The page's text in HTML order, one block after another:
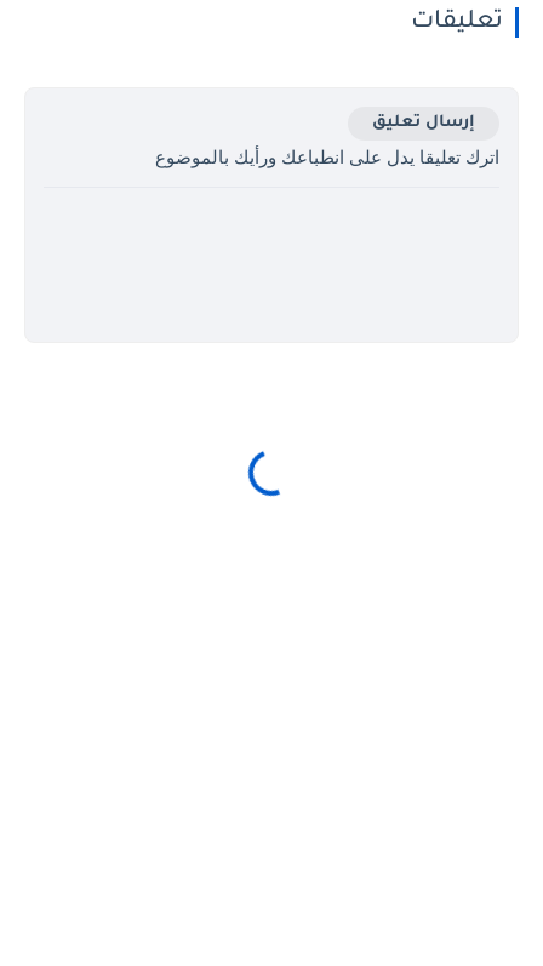
تعليقات
إرسال تعليق
اترك تعليقا يدل على انطباعك ورأيك بالموضوع